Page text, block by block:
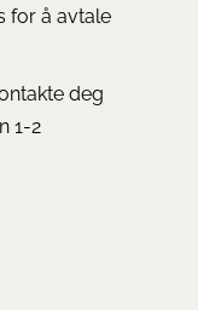
for å avtale
deg
1-2